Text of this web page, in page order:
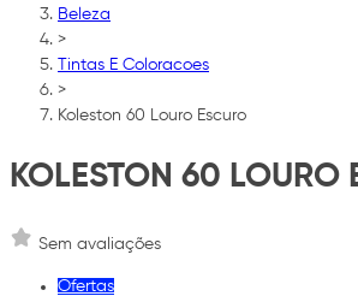
Beleza
>
Tintas E Coloracoes
>
Koleston 60 Louro Escuro
KOLESTON 60 LOURO
Sem avaliações
Ofertas